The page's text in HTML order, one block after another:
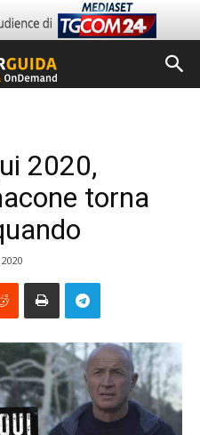
2020,
torna